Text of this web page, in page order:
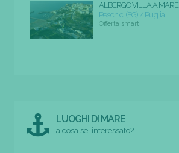
ALBERGO VILLA A MARE
Peschici (FG) / Puglia
Offerta smart
LUOGHI DI MARE
a cosa sei interessato?